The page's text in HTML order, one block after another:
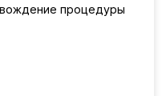
процедуры